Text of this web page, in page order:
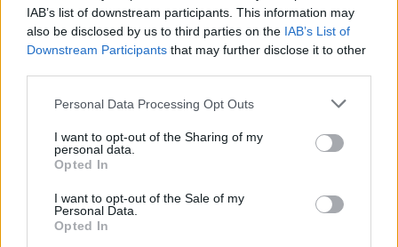
IAB’s list of downstream participants. This information may
also be disclosed by us to third parties on the IAB’s List of
Downstream Participants that may further disclose it to other
Please note that this website/app uses one or more Google
not limited to your visit or usage behaviour. You may click to
grant or deny consent to Google and its third-party tags to
use your data for below specified purposes in below Google
consent section.
Personal Data Processing Opt Outs
I want to opt-out of the Sharing of my
personal data.
Opted In
I want to opt-out of the Sale of my
Personal Data.
Opted In
119 Μετέτρεψαν το Σαρακήνικο της Μήλου
σε ελικοδρόμιο – «Πάρκαραν» το
ελικόπτερο τους για να κάνουν μπάνιο
102 Βγήκαν ξανά τα μαχαίρια στην Ελπίδα
Γρατσία και Γαλανός μετέτρεψαν το
κίνημα σε φοβικό αρχηγικό κόμμα»
Το οικονομικό πρόγραμμα της ΕΛΑΣ που
θα παρουσιάσει ο Αλέξης Τσίπρας στη
Θεσσαλονίκη: Σχέδιο τετραετίας
Σούπερ μάρκετ: Νέες μειώσεις τιμών –
916 προϊόντα στην εθνική πρωτοβουλία,
ανάμεσά τους 130 σχολικά